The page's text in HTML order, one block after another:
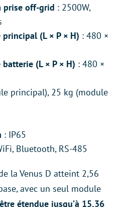
prise off-grid : 2500W,
(L × P × H) : 480 ×
(L × P × H) : 480 ×
principal), 25 kg (module
: IP65
Bluetooth, RS-485
la Venus D atteint 2,56
avec un seul module
étendue jusqu’à 15,36